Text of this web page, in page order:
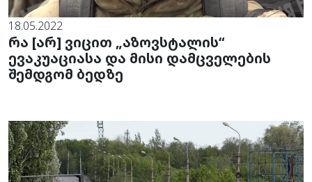
18.05.2022
რა [არ] ვიცით „აზოვსტალის“
ევაკუაციასა და მისი დამცველების
შემდგომ ბედზე